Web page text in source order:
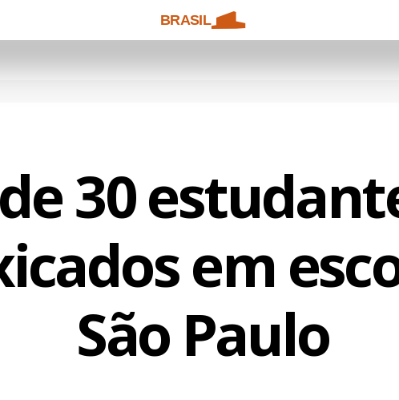
BRASIL
30
em
São Paulo